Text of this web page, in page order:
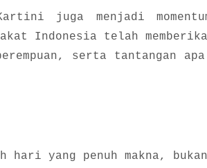
juga menjadi
Indonesia telah
serta tantangan
yang penuh makna, bukan